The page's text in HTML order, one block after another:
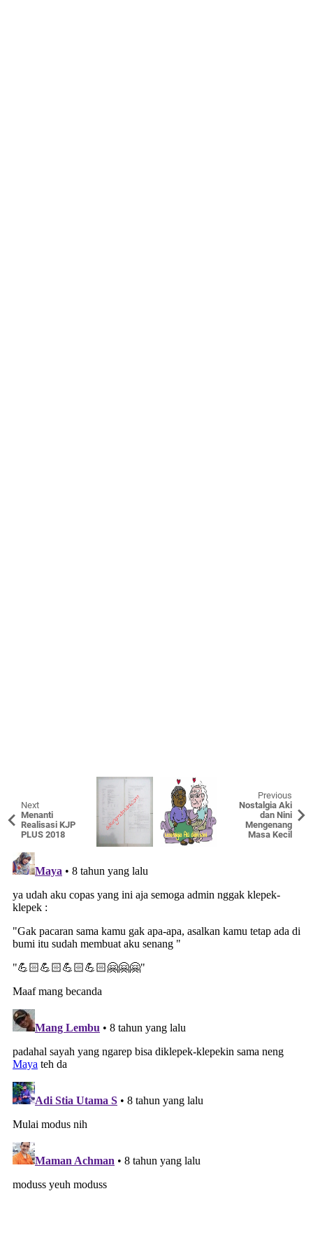
Next
Menanti
Realisasi KJP
PLUS 2018
Previous
Nostalgia Aki
dan Nini
Mengenang
Masa Kecil